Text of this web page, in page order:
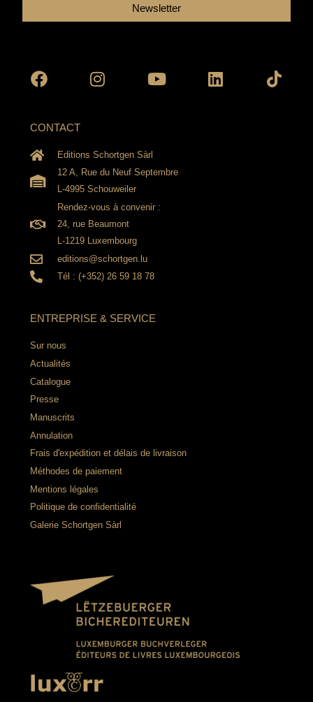
Newsletter
CONTACT
Editions Schortgen Sàrl
12 A, Rue du Neuf Septembre
L-4995 Schouweiler
Rendez-vous à convenir :
24, rue Beaumont
L-1219 Luxembourg
editions@schortgen.lu
Tél : (+352) 26 59 18 78
ENTREPRISE & SERVICE
Sur nous
Actualités
Catalogue
Presse
Manuscrits
Annulation
Frais d'expédition et délais de livraison
Méthodes de paiement
Mentions légales
Politique de confidentialité
Galerie Schortgen Sàrl